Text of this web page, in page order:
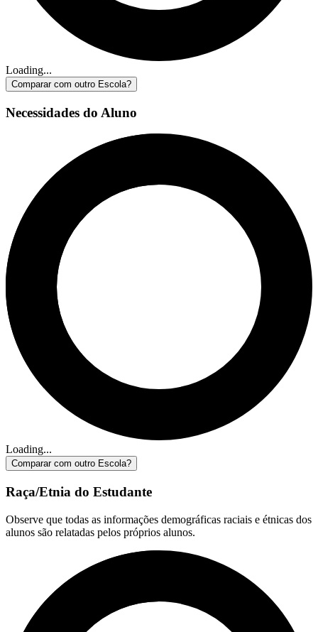
Loading...
Comparar com outro Escola?
Necessidades do Aluno
Loading...
Comparar com outro Escola?
Raça/Etnia do Estudante
Observe que todas as informações demográficas raciais e étnicas dos
alunos são relatadas pelos próprios alunos.